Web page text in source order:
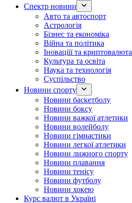
Спектр новини
Авто та автоспорт
Астрологія
Бізнес та економіка
Війна та політика
Іноваціії та криптовалюта
Культура та освіта
Наука та технологія
Суспільство
Новини спорту
Новини баскетболу
Новини боксу
Новини важкої атлетики
Новини волейболу
Новини гімнастики
Новини легкої атлетики
Новини лижного спорту
Новини плавання
Новини тенісу
Новини футболу
Новини хокею
Курс валют в Україні